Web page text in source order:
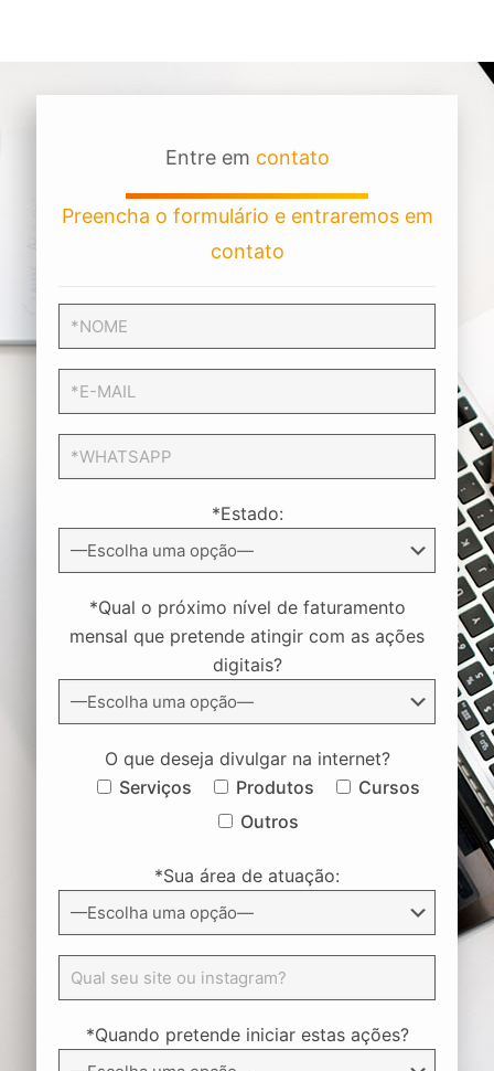
Entre em contato
Preencha o formulário e entraremos em
contato
*Estado:
*Qual o próximo nível de faturamento
mensal que pretende atingir com as ações
digitais?
O que deseja divulgar na internet?
Serviços
Produtos
Cursos
Outros
*Sua área de atuação:
*Quando pretende iniciar estas ações?